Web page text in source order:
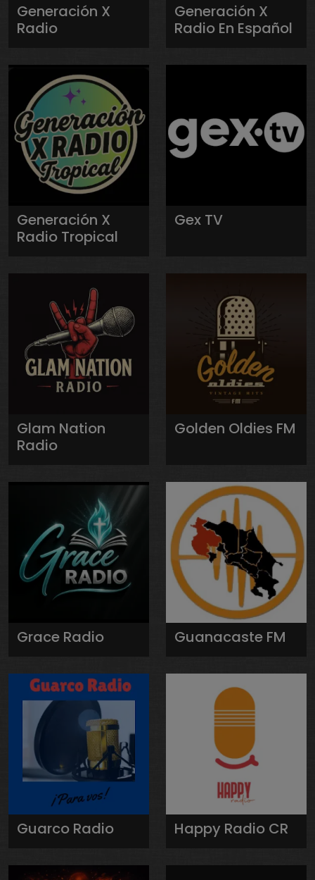
Generación X
Radio
Generación X
Radio En Español
Generación X
Radio Tropical
Gex TV
Glam Nation
Radio
Golden Oldies FM
Grace Radio Guanacaste FM
Guarco Radio Happy Radio CR